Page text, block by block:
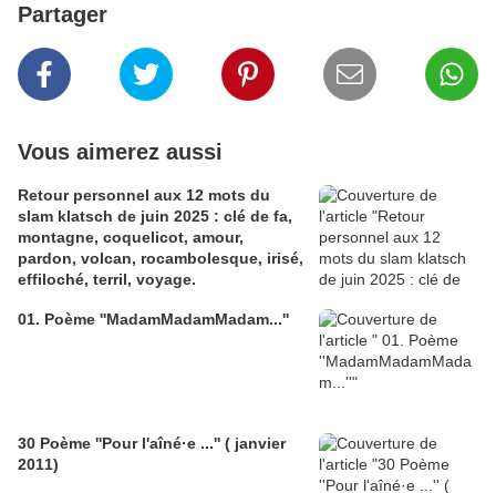
Partager
Vous aimerez aussi
Retour personnel aux 12 mots du
slam klatsch de juin 2025 : clé de fa,
montagne, coquelicot, amour,
pardon, volcan, rocambolesque, irisé,
effiloché, terril, voyage.
01. Poème ''MadamMadamMadam...''
30 Poème ''Pour l'aîné·e ...'' ( janvier
2011)